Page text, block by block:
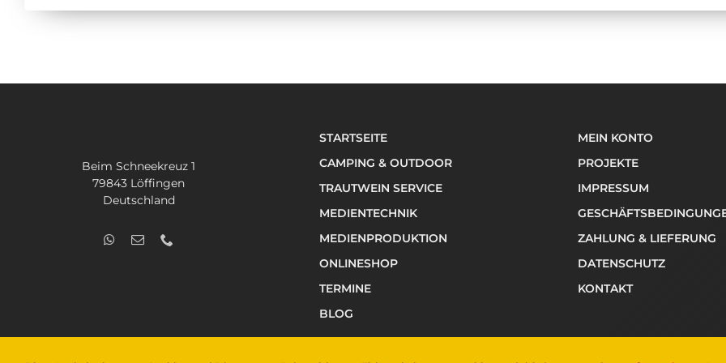
Beim Schneekreuz 1
79843 Löffingen
Deutschland
STARTSEITE
CAMPING & OUTDOOR
TRAUTWEIN SERVICE
MEDIENTECHNIK
MEDIENPRODUKTION
ONLINESHOP
TERMINE
BLOG
MEIN KONTO
PROJEKTE
IMPRESSUM
ZAHLUNG & LIEFERUNG
DATENSCHUTZ
KONTAKT